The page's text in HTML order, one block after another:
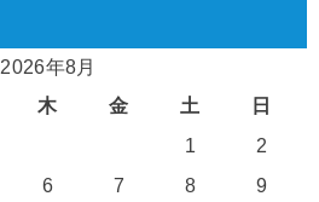
2026年8月
木 金 土
日
1
2
6 7 8
9